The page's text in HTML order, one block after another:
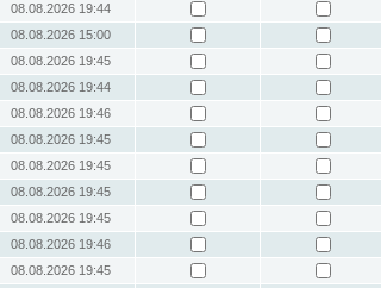
08.08.2026 19:44
08.08.2026 15:00
08.08.2026 19:45
08.08.2026 19:44
08.08.2026 19:46
08.08.2026 19:45
08.08.2026 19:45
08.08.2026 19:45
08.08.2026 19:45
08.08.2026 19:46
08.08.2026 19:45